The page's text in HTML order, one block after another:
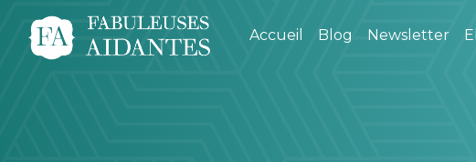
Accueil Blog Newsletter